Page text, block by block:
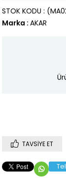
STOK KODU
Marka : AKAR
TAVSIYE ET